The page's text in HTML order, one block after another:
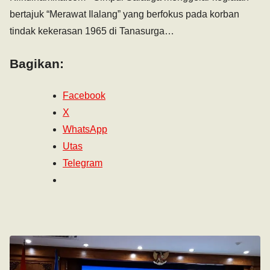
bertajuk “Merawat Ilalang” yang berfokus pada korban
tindak kekerasan 1965 di Tanasurga…
Bagikan:
Facebook
X
WhatsApp
Utas
Telegram